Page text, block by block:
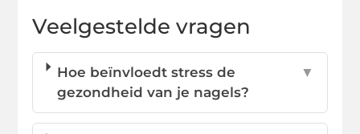
Veelgestelde vragen
Hoe beïnvloedt stress de
gezondheid van je nagels?
▼